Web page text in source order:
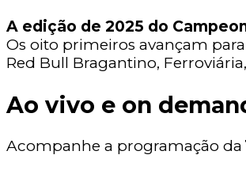
A edição de 2025 do
Os oito primeiros avançam
Red Bull Bragantino,
Ao vivo e on
Acompanhe a programação da